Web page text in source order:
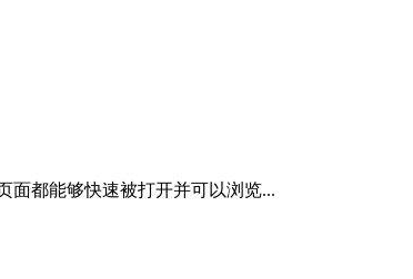
面都能够快速被打开并可以浏览...